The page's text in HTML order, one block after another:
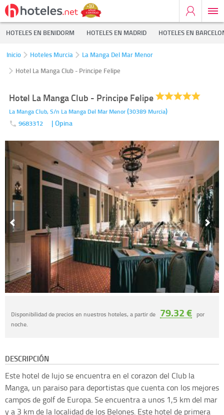
HOTELES EN BENIDORM HOTELES EN MADRID HOTELES EN
Inicio Hoteles Murcia
La Manga Del Mar Menor
Hotel La Manga Club - Principe Felipe
Hotel La Manga Club - Principe Felipe
La Manga Club, S/n La Manga Del Mar Menor(30389 Murcia)
9683312 | Opina
Disponibilidad de precios en nuestros hoteles, a partir de 79.32 € por
noche.
DESCRIPCIÓN
Este hotel de lujo se encuentra en el corazon del Club la
Manga, un paraiso para deportistas que cuenta con los mejores
campos de golf de Europa. Se encuentra a unos 1,5 km del mar
y a 3 km de la localidad de los Belones. Este hotel de primera